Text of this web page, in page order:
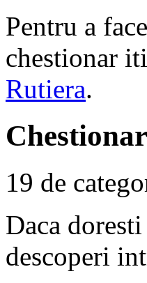
Pentru a
chestionar
Rutiera.
19 de
Daca
descoperi